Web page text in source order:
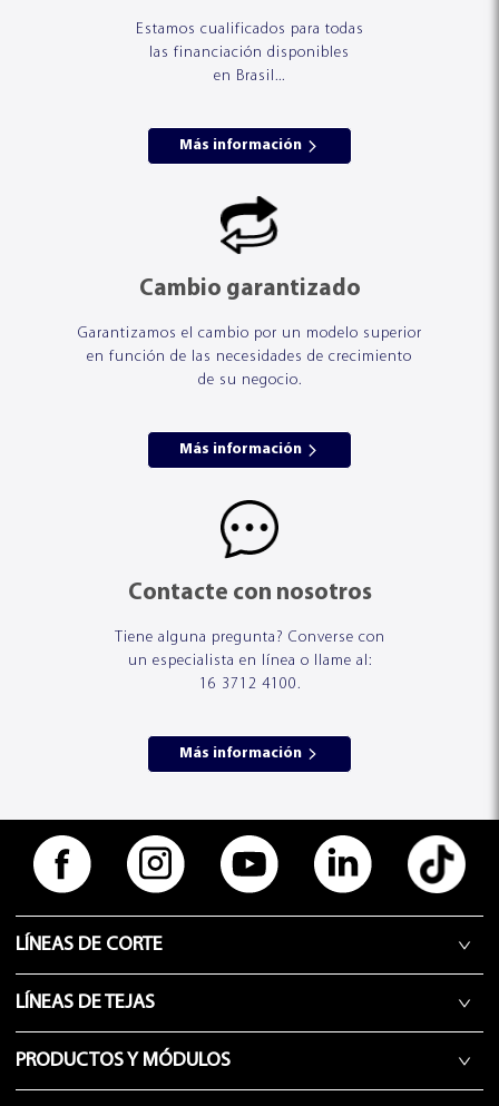
Estamos cualificados para todas
las financiación disponibles
en Brasil...
Más información
Cambio garantizado
Garantizamos el cambio por un modelo superior
en función de las necesidades de crecimiento
de su negocio.
Más información
Contacte con nosotros
Tiene alguna pregunta? Converse con
un especialista en línea o llame al:
16 3712 4100.
Más información
LÍNEAS DE CORTE
LÍNEAS DE TEJAS
PRODUCTOS Y MÓDULOS